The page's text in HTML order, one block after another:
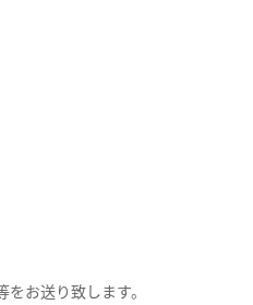
お送り致します。